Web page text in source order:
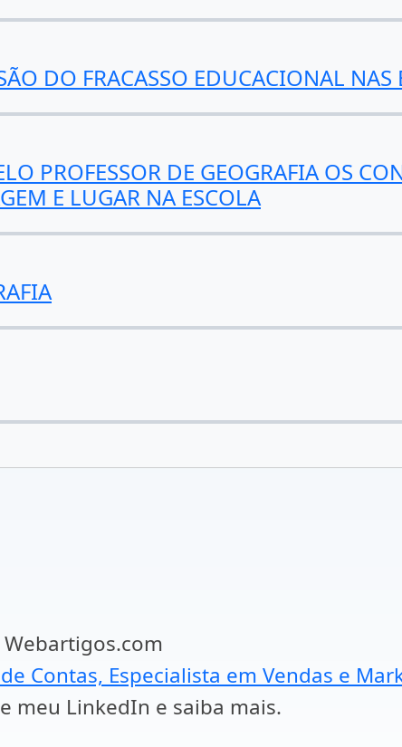
DO FRACASSO EDUCACIONAL NAS
PROFESSOR DE GEOGRAFIA OS
E LUGAR NA ESCOLA
Contas, Especialista em Vendas e
meu LinkedIn e saiba mais.